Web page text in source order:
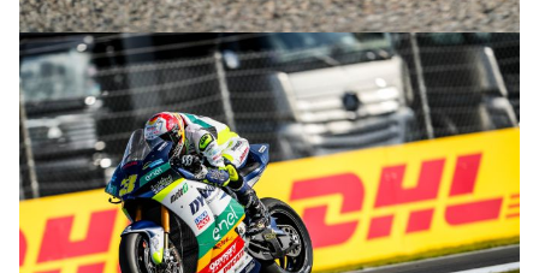
© M. Tormo & P. Diaz